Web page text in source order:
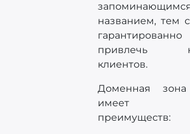
названием, тем
гарантированно
привлечь
клиентов.
Доменная зона
имеет
преимуществ: